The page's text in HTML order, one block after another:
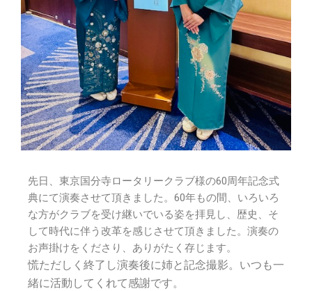
先日、東京国分寺ロータリークラブ様の60周年記念式
典にて演奏させて頂きました。60年もの間、いろいろ
な方がクラブを受け継いでいる姿を拝見し、歴史、そ
して時代に伴う改革を感じさせて頂きました。演奏の
お声掛けをくださり、ありがたく存じます。
慌ただしく終了し演奏後に姉と記念撮影。いつも一
緒に活動してくれて感謝です。